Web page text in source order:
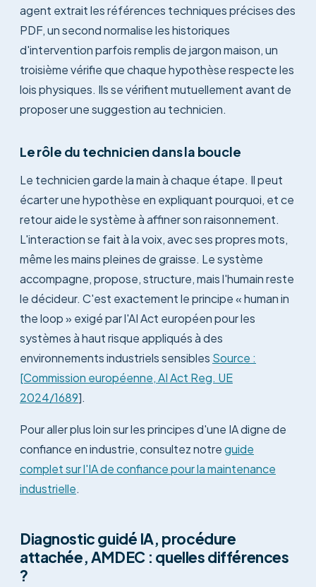
agent extrait les références techniques précises des
PDF, un second normalise les historiques
d'intervention parfois remplis de jargon maison, un
troisième vérifie que chaque hypothèse respecte les
lois physiques. Ils se vérifient mutuellement avant de
proposer une suggestion au technicien.
Le rôle du technicien dans la boucle
Le technicien garde la main à chaque étape. Il peut
écarter une hypothèse en expliquant pourquoi, et ce
retour aide le système à affiner son raisonnement.
L'interaction se fait à la voix, avec ses propres mots,
même les mains pleines de graisse. Le système
accompagne, propose, structure, mais l'humain reste
le décideur. C'est exactement le principe « human in
the loop » exigé par l'AI Act européen pour les
systèmes à haut risque appliqués à des
environnements industriels sensibles Source :
[Commission européenne, AI Act Reg. UE
2024/1689].
Pour aller plus loin sur les principes d'une IA digne de
confiance en industrie, consultez notreguide
complet sur l'IA de confiance pour la maintenance
industrielle.
Diagnostic guidé IA, procédure
attachée, AMDEC : quelles différences
?